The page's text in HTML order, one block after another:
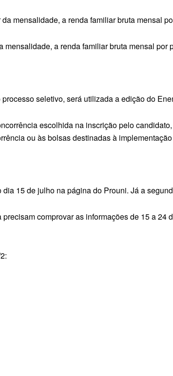
mensalidade, a renda familiar bruta mensal
a renda familiar bruta mensal por
seletivo, será utilizada a edição do
escolhida na inscrição pelo
ou às bolsas destinadas à
15 de julho na página do Prouni. Já a
comprovar as informações de 15 a